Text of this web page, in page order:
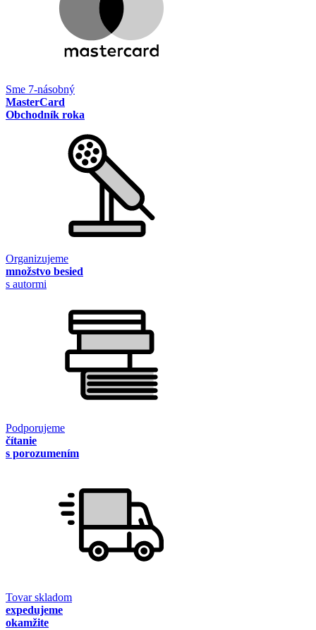
Sme 7-násobný
MasterCard
Obchodník roka
Organizujeme
množstvo besied
s autormi
Podporujeme
čítanie
s porozumením
Tovar skladom
expedujeme
okamžite